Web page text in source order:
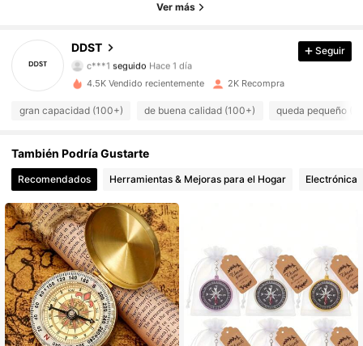
Ver más
DDST
4.88
655 Seguidores
4.88 655 Seguidores
4.88
4.88 655 Seguidores
4.88 655 Seguidores
4.88 655 Seguidores
4.88 655 Seguidores
4.88 655 Seguidores
Seguir
4.5K Vendido recientemente 2K Recompra
gran capacidad (100+) de buena calidad (100+) queda pequeño
También Podría Gustarte
Recomendados Herramientas & Mejoras para el Hogar Electrónica